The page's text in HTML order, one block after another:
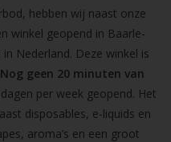
hebben wij naast onze
winkel geopend in Baarle-
Nederland. Deze winkel is
Nog geen 20 minuten van
per week geopend. Het
disposables, e-liquids en
aroma’s en een groot